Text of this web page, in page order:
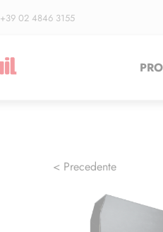
+39 02 4846 3155
< Precedente